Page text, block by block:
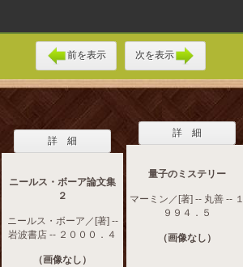
前を表示 次を表示
詳 細
ニールス・ボーア論文集
２
ニールス・ボーア／[著] --
岩波書店 -- ２０００．４
（画像なし）
詳 細
量子のミステリー
マーミン／[著] -- 丸善 -- １
９９４．５
（画像なし）